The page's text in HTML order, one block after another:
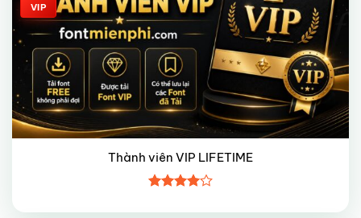
VIP
Thành viên VIP LIFETIME
xếp hạng